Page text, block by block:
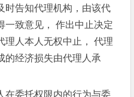
时告知代理机构，由该代
一致意见， 作出中止决定
理人本人无权中止， 代理
的经济损失由代理人承
委托权限内的行为与委